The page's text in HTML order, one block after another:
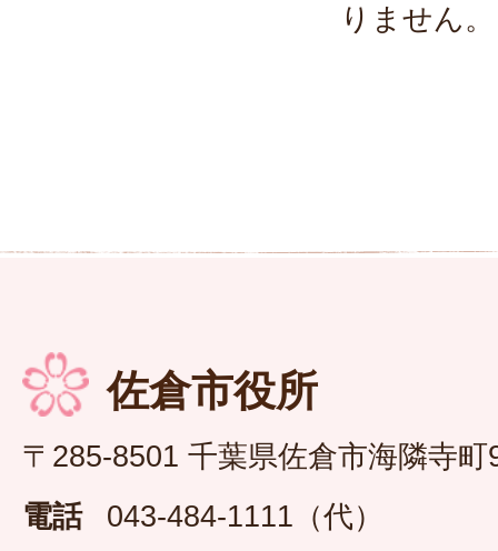
りません。
佐倉市役所
〒285-8501 千葉県佐倉市海隣寺町
電話
043-484-1111（代）